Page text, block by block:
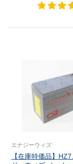
エナジーウィズ
【在庫特価品】